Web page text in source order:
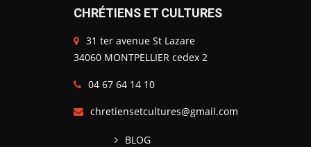
CHRÉTIENS ET CULTURES
31 ter avenue St Lazare
34060 MONTPELLIER cedex 2
04 67 64 14 10
chretiensetcultures@gmail.com
BLOG